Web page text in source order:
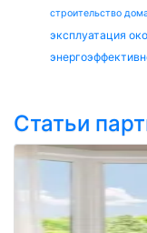
строительство
эксплуатация
Статьи